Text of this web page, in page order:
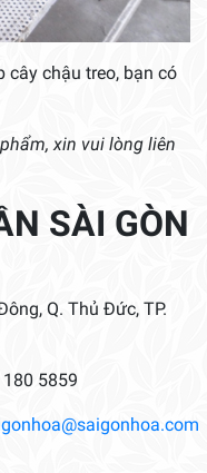
cây chậu treo, bạn có
xin vui lòng liên
SÀI GÒN
Q. Thủ Đức, TP.
5859